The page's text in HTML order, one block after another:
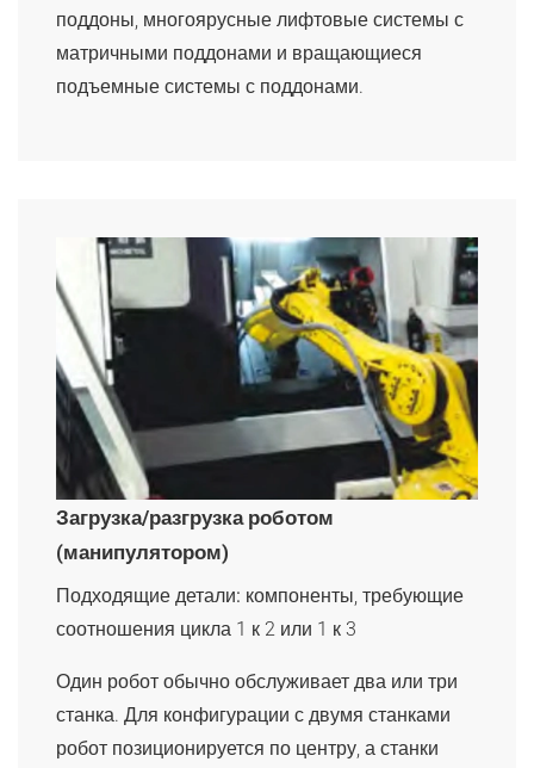
поддоны, многоярусные лифтовые системы с
матричными поддонами и вращающиеся
подъемные системы с поддонами.
Загрузка/разгрузка роботом
(манипулятором)
Подходящие детали: компоненты, требующие
соотношения цикла 1 к 2 или 1 к 3
Один робот обычно обслуживает два или три
станка. Для конфигурации с двумя станками
робот позиционируется по центру, а станки